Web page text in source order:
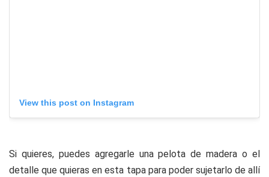
View this post on Instagram
Si quieres, puedes agregarle una pelota de madera o el
detalle que quieras en esta tapa para poder sujetarlo de allí